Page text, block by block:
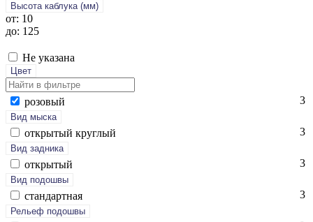
Высота каблука (мм)
от: 10
до: 125
Не указана
Цвет
ро­зовый 3
Вид мыска
отк­ры­тый круг­лый 3
Вид задника
отк­ры­тый 3
Вид подошвы
стан­дарт­ная 3
Рельеф подошвы